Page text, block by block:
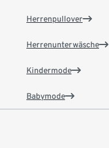
Herrenpullover
Herrenunterwäsche
Kindermode
Babymode